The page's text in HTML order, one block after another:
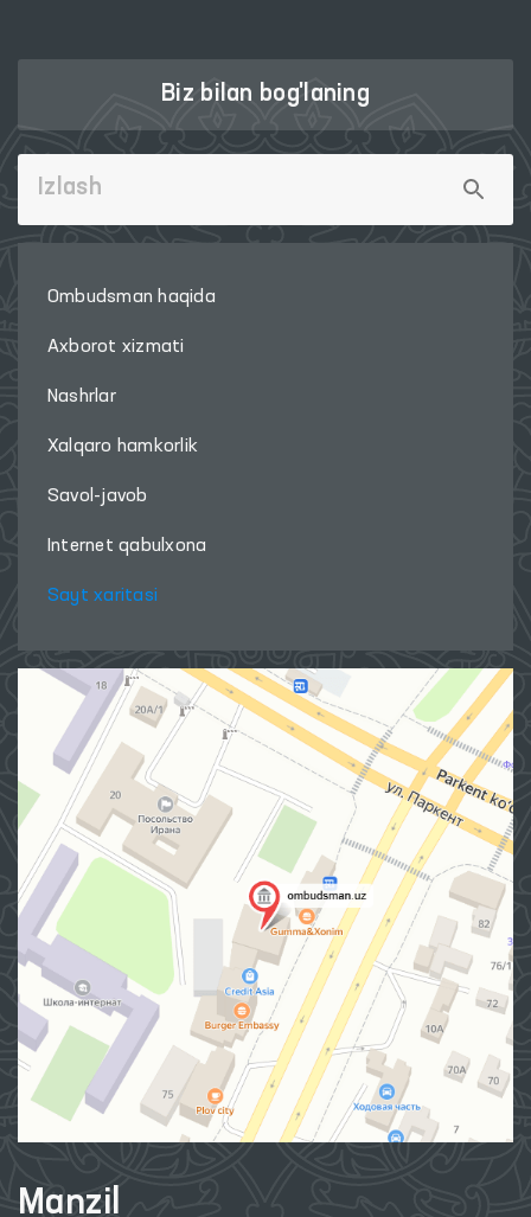
Biz bilan bog'laning
Ombudsman haqida
Axborot xizmati
Nashrlar
Xalqaro hamkorlik
Savol-javob
Internet qabulxona
Sayt xaritasi
Manzil